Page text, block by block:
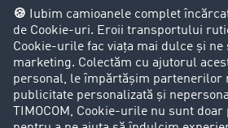
Firma
Success Stories
Clienții aduc clienți